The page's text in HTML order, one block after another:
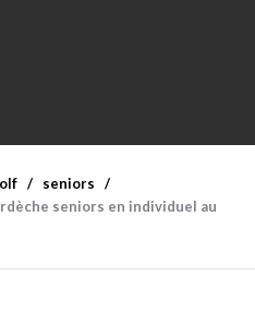
seniors
seniors en individuel au